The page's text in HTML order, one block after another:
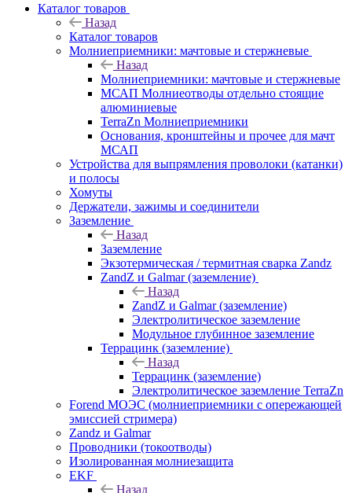
Каталог товаров
Назад
Каталог товаров
Молниеприемники: мачтовые и стержневые
Назад
Молниеприемники: мачтовые и стержневые
МСАП Молниеотводы отдельно стоящие
алюминиевые
TerraZn Молниеприемники
Основания, кронштейны и прочее для мачт
МСАП
Устройства для выпрямления проволоки (катанки)
и полосы
Хомуты
Держатели, зажимы и соединители
Заземление
Назад
Заземление
Экзотермическая / термитная сварка Zandz
ZandZ и Galmar (заземление)
Назад
ZandZ и Galmar (заземление)
Электролитическое заземление
Модульное глубинное заземление
Террацинк (заземление)
Назад
Террацинк (заземление)
Электролитическое заземление TerraZn
Forend МОЭС (молниеприемники с опережающей
эмиссией стримера)
Zandz и Galmar
Проводники (токоотводы)
Изолированная молниезащита
EKF
Назад